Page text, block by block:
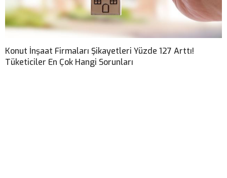
Konut İnşaat Firmaları Şikayetleri Yüzde 127 Arttı!
Tüketiciler En Çok Hangi Sorunları